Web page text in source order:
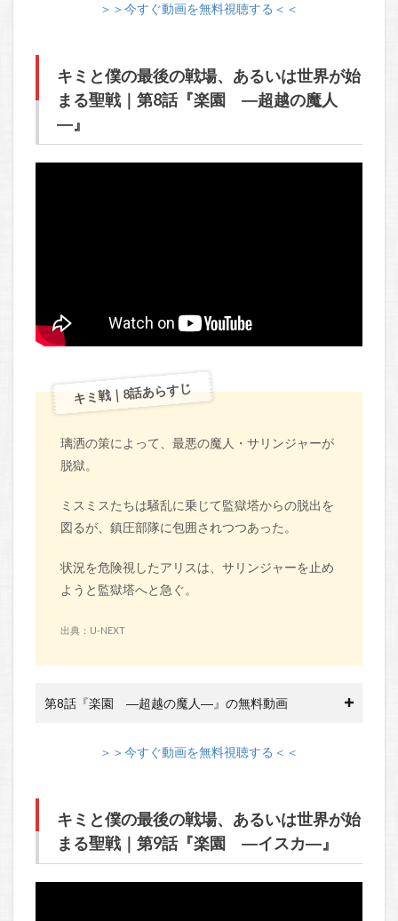
＞＞今すぐ動画を無料視聴する＜＜
キミと僕の最後の戦場、あるいは世界が始
まる聖戦｜第8話『楽園 ―超越の魔人
―』
キミ戦｜8話あらすじ
璃洒の策によって、最悪の魔人・サリンジャーが
脱獄。
ミスミスたちは騒乱に乗じて監獄塔からの脱出を
図るが、鎮圧部隊に包囲されつつあった。
状況を危険視したアリスは、サリンジャーを止め
ようと監獄塔へと急ぐ。
出典：U-NEXT
第8話『楽園 ―超越の魔人―』の無料動画
＞＞今すぐ動画を無料視聴する＜＜
キミと僕の最後の戦場、あるいは世界が始
まる聖戦｜第9話『楽園 ―イスカ―』